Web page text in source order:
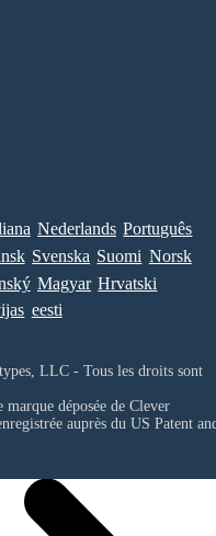
Nederlands Português
Svenska Suomi Norsk
Magyar Hrvatski
eesti
LLC - Tous les droits sont
déposée de Clever
auprès du US Patent